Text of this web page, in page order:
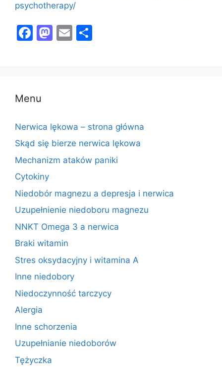
psychotherapy/
F
b
o
k
M
n
E
Menu
Nerwica lękowa – strona główna
Skąd się bierze nerwica lękowa
Mechanizm ataków paniki
Cytokiny
Niedobór magnezu a depresja i nerwica
Uzupełnienie niedoboru magnezu
NNKT Omega 3 a nerwica
Braki witamin
Stres oksydacyjny i witamina A
Inne niedobory
Niedoczynność tarczycy
Alergia
Inne schorzenia
Uzupełnianie niedoborów
Tężyczka